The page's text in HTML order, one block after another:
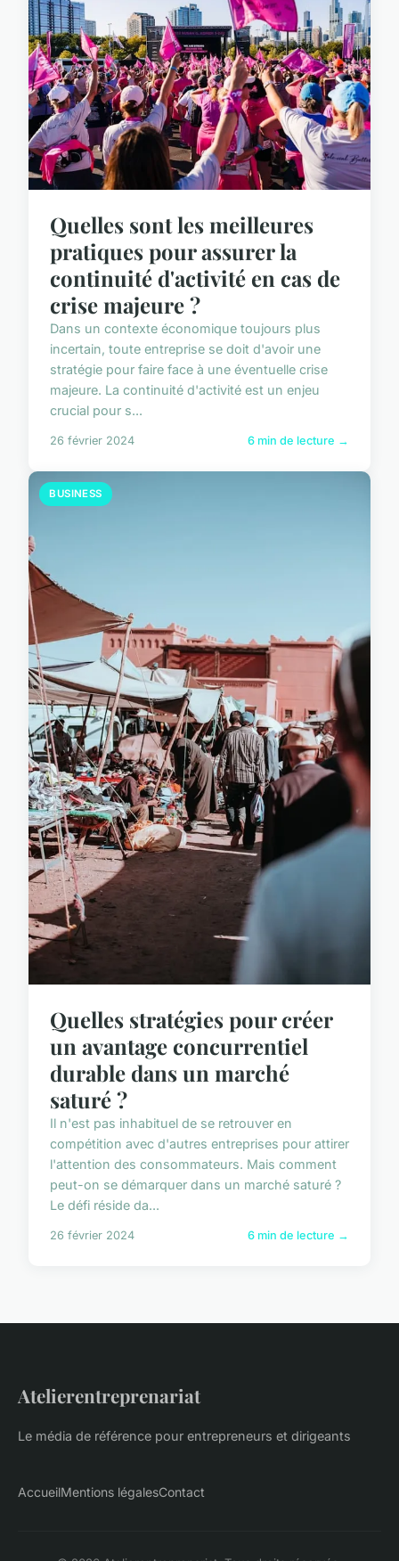
Quelles sont les meilleures
pratiques pour assurer la
continuité d'activité en cas de
crise majeure ?
Dans un contexte économique toujours plus
incertain, toute entreprise se doit d'avoir une
stratégie pour faire face à une éventuelle crise
majeure. La continuité d'activité est un enjeu
crucial pour s...
26 février 2024 6 min de lecture →
BUSINESS
Quelles stratégies pour créer
un avantage concurrentiel
durable dans un marché
saturé ?
Il n'est pas inhabituel de se retrouver en
compétition avec d'autres entreprises pour attirer
l'attention des consommateurs. Mais comment
peut-on se démarquer dans un marché saturé ?
Le défi réside da...
26 février 2024 6 min de lecture →
Atelierentreprenariat
Le média de référence pour entrepreneurs et dirigeants
AccueilMentions légalesContact